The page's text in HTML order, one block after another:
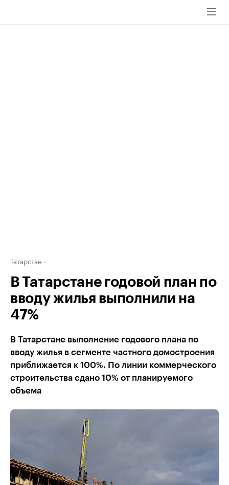
Татарстан
В Татарстане годовой план по
вводу жилья выполнили на
47%
В Татарстане выполнение годового плана по
вводу жилья в сегменте частного домостроения
приближается к 100%. По линии коммерческого
строительства сдано 10% от планируемого
объема